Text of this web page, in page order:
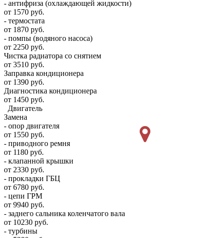
- антифриза (охлаждающей жидкости)
от 1570 руб.
- термостата
от 1870 руб.
- помпы (водяного насоса)
от 2250 руб.
Чистка радиатора со снятием
от 3510 руб.
Заправка кондиционера
от 1390 руб.
Диагностика кондиционера
от 1450 руб.
Двигатель
Замена
- опор двигателя
от 1550 руб.
- приводного ремня
от 1180 руб.
- клапанной крышки
от 2330 руб.
- прокладки ГБЦ
от 6780 руб.
- цепи ГРМ
от 9940 руб.
- заднего сальника коленчатого вала
от 10230 руб.
- турбины